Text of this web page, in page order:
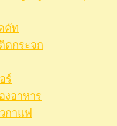
คัท
ดกระจก
ร์
งอาหาร
กาแฟ